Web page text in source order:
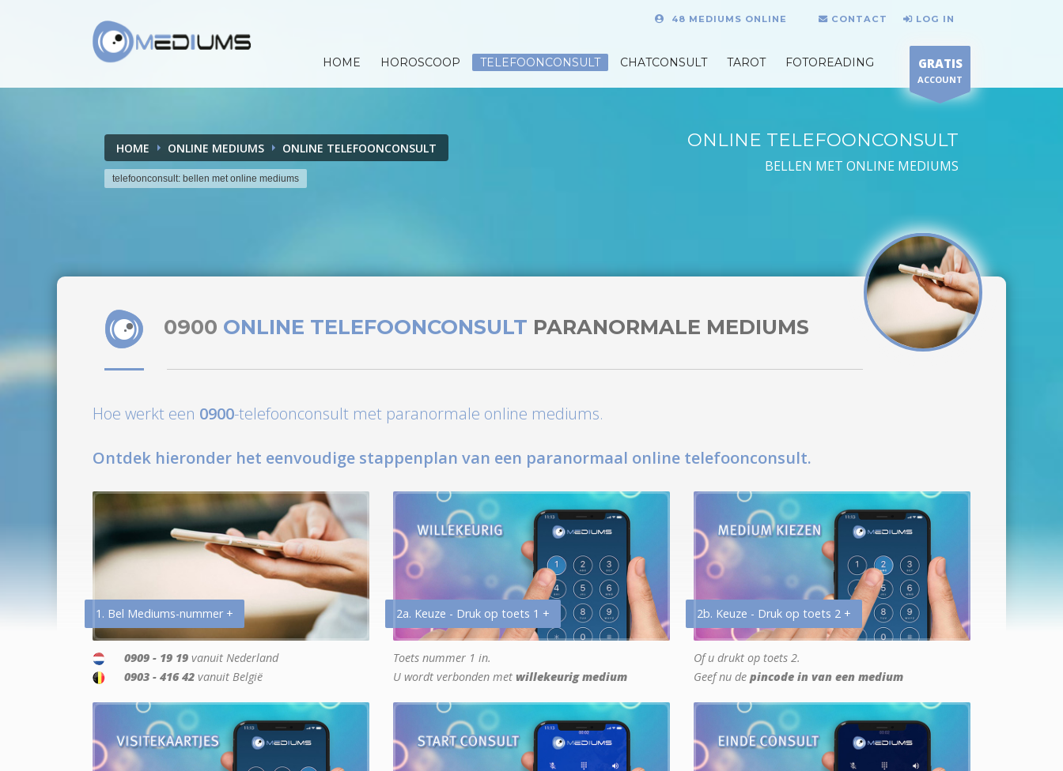
48 MEDIUMS ONLINE CONTACT LOG IN
HOME HOROSCOOP TELEFOONCONSULT CHATCONSULT TAROT FOTOREADING GRATIS
ACCOUNT
HOME ONLINE MEDIUMS ONLINE TELEFOONCONSULT
telefoonconsult: bellen met online mediums
ONLINE TELEFOONCONSULT
BELLEN MET ONLINE MEDIUMS
0900 ONLINE TELEFOONCONSULT PARANORMALE MEDIUMS
Hoe werkt een 0900-telefoonconsult met paranormale online mediums.
Ontdek hieronder het eenvoudige stappenplan van een paranormaal online telefoonconsult.
1. Bel Mediums-nummer +
0909 - 19 19 vanuit Nederland
0903 - 416 42 vanuit België
2a. Keuze - Druk op toets 1 +
Toets nummer 1 in.
U wordt verbonden met willekeurig medium
2b. Keuze - Druk op toets 2 +
Of u drukt op toets 2.
Geef nu de pincode in van een medium